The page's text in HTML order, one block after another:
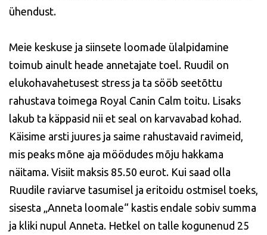
ühendust.
Meie keskuse ja siinsete loomade ülalpidamine
toimub ainult heade annetajate toel. Ruudil on
elukohavahetusest stress ja ta sööb seetõttu
rahustava toimega Royal Canin Calm toitu. Lisaks
lakub ta käppasid nii et seal on karvavabad kohad.
Käisime arsti juures ja saime rahustavaid ravimeid,
mis peaks mõne aja möödudes mõju hakkama
näitama. Visiit maksis 85.50 eurot. Kui saad olla
Ruudile raviarve tasumisel ja eritoidu ostmisel toeks,
sisesta „Anneta loomale“ kastis endale sobiv summa
ja kliki nupul Anneta. Hetkel on talle kogunenud 25